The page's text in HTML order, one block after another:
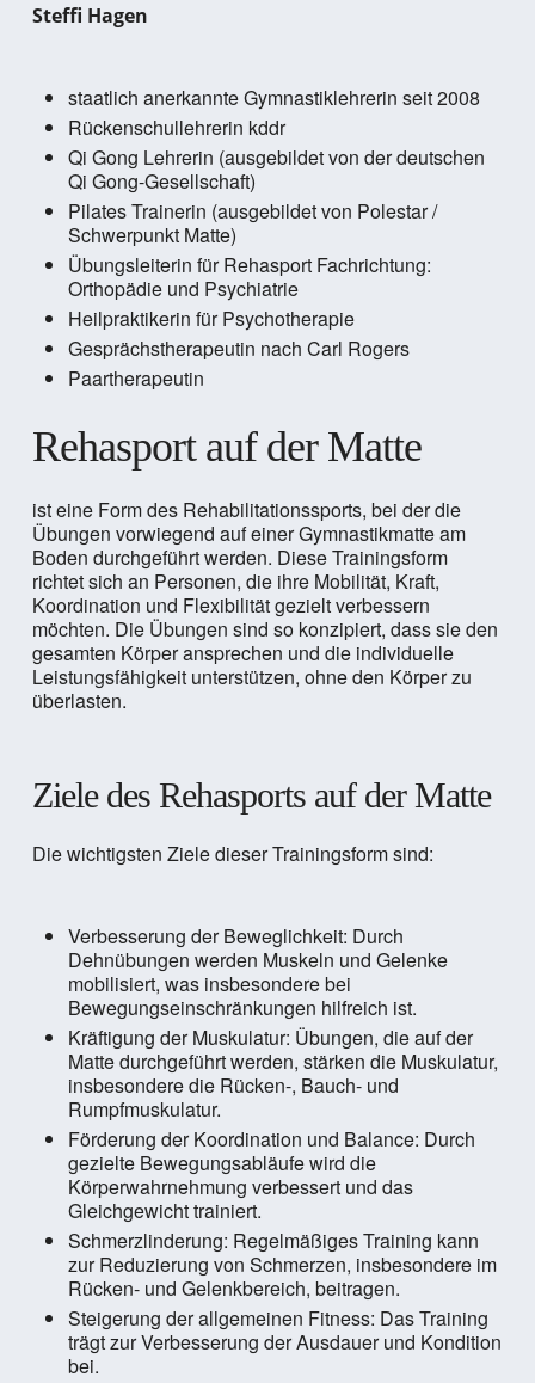
Steffi Hagen
staatlich anerkannte Gymnastiklehrerin seit 2008
Rückenschullehrerin kddr
Qi Gong Lehrerin (ausgebildet von der deutschen
Qi Gong-Gesellschaft)
Pilates Trainerin (ausgebildet von Polestar /
Schwerpunkt Matte)
Übungsleiterin für Rehasport Fachrichtung:
Orthopädie und Psychiatrie
Heilpraktikerin für Psychotherapie
Gesprächstherapeutin nach Carl Rogers
Paartherapeutin
Rehasport auf der Matte
ist eine Form des Rehabilitationssports, bei der die
Übungen vorwiegend auf einer Gymnastikmatte am
Boden durchgeführt werden. Diese Trainingsform
richtet sich an Personen, die ihre Mobilität, Kraft,
Koordination und Flexibilität gezielt verbessern
möchten. Die Übungen sind so konzipiert, dass sie den
gesamten Körper ansprechen und die individuelle
Leistungsfähigkeit unterstützen, ohne den Körper zu
überlasten.
Ziele des Rehasports auf der Matte
Die wichtigsten Ziele dieser Trainingsform sind:
Verbesserung der Beweglichkeit: Durch
Dehnübungen werden Muskeln und Gelenke
mobilisiert, was insbesondere bei
Bewegungseinschränkungen hilfreich ist.
Kräftigung der Muskulatur: Übungen, die auf der
Matte durchgeführt werden, stärken die Muskulatur,
insbesondere die Rücken-, Bauch- und
Rumpfmuskulatur.
Förderung der Koordination und Balance: Durch
gezielte Bewegungsabläufe wird die
Körperwahrnehmung verbessert und das
Gleichgewicht trainiert.
Schmerzlinderung: Regelmäßiges Training kann
zur Reduzierung von Schmerzen, insbesondere im
Rücken- und Gelenkbereich, beitragen.
Steigerung der allgemeinen Fitness: Das Training
trägt zur Verbesserung der Ausdauer und Kondition
bei.